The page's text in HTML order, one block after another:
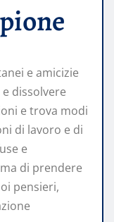
e amicizie
dissolvere
e trova modi
di lavoro e di
e
di prendere
pensieri,